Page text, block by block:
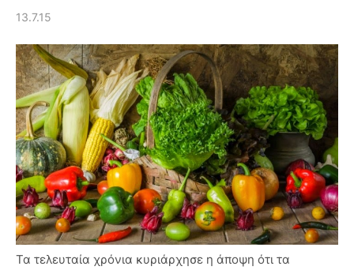
13.7.15
Τα τελευταία χρόνια κυριάρχησε η άποψη ότι τα